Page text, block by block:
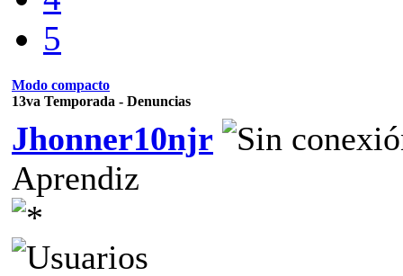
5
Modo compacto
13va Temporada - Denuncias
Jhonner10njr
Aprendiz